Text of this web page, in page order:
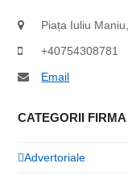
Piața Iuliu
+40754308781
Email
CATEGORII FIRMA
Advertoriale